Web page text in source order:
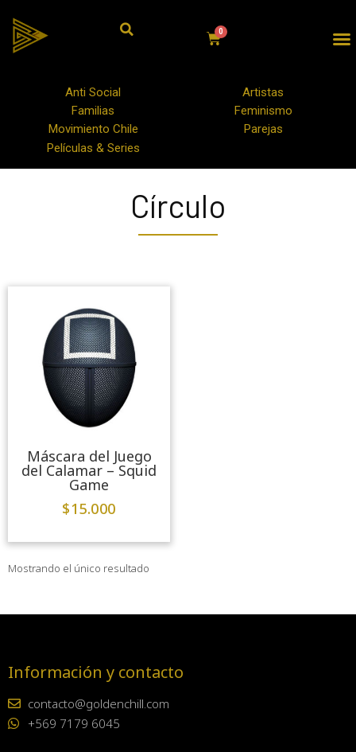
Anti Social
Artistas
Familias
Feminismo
Movimiento Chile
Parejas
Películas & Series
Círculo
Máscara del Juego
del Calamar – Squid
Game
$15.000
Mostrando el único resultado
Información y contacto
contacto@goldenchill.com
+569 7179 6045